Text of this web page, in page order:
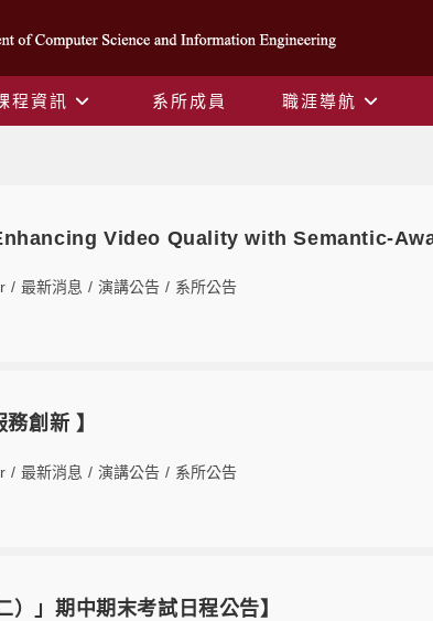
程資訊 系所成員
職涯導航
Video Quality with Semantic-
/ 最新消息 / 演講公告 / 系所公告
創新 】
/ 最新消息 / 演講公告 / 系所公告
）」期中期末考試日程公告】